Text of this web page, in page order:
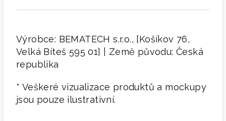
Výrobce: BEMATECH s.r.o., [Košíkov 76,
Velká Bíteš 595 01] | Země původu: Česká
republika
* Veškeré vizualizace produktů a mockupy
jsou pouze ilustrativní.